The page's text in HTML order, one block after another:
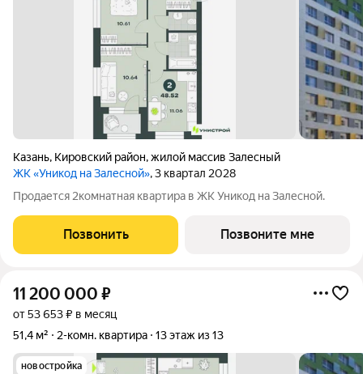
Казань, Кировский район,жилой массив Залесный
ЖК «Уникод на Залесной», 3 квартал 2028
Продается 2комнатная квартира в ЖК Уникод на Залесной.
Позвонить Позвоните мне
11 200 000 ₽
от 53 653 ₽ в месяц
51,4 м²
2-комн. квартира 13 этаж из 13
новостройка